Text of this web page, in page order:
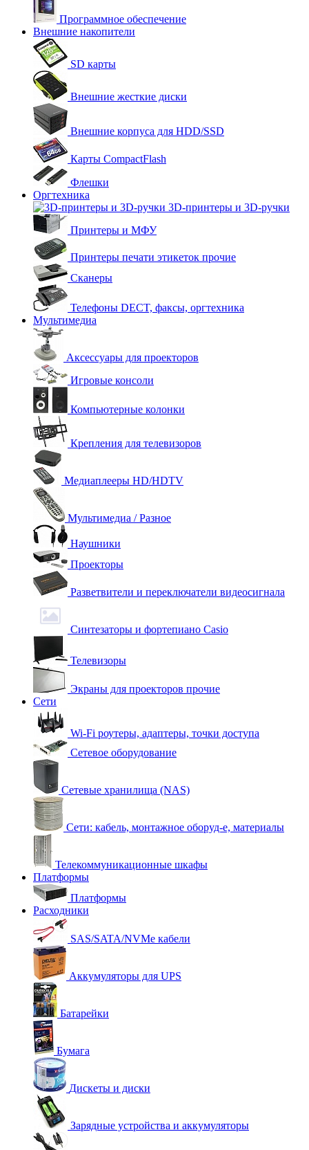
Программное обеспечение
Внешние накопители
SD карты
Внешние жесткие диски
Внешние корпуса для HDD/SSD
Карты CompactFlash
Флешки
Оргтехника
3D-принтеры и 3D-ручки
Принтеры и МФУ
Принтеры печати этикеток прочие
Сканеры
Телефоны DECT, факсы, оргтехника
Мультимедиа
Аксессуары для проекторов
Игровые консоли
Компьютерные колонки
Крепления для телевизоров
Медиаплееры HD/HDTV
Мультимедиа / Разное
Наушники
Проекторы
Разветвители и переключатели видеосигнала
Синтезаторы и фортепиано Casio
Телевизоры
Экраны для проекторов прочие
Сети
Wi-Fi роутеры, адаптеры, точки доступа
Сетевое оборудование
Сетевые хранилища (NAS)
Сети: кабель, монтажное оборуд-е, материалы
Телекоммуникационные шкафы
Платформы
Платформы
Расходники
SAS/SATA/NVMe кабели
Аккумуляторы для UPS
Батарейки
Бумага
Дискеты и диски
Зарядные устройства и аккумуляторы